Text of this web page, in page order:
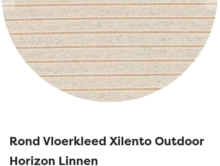
Rond Vloerkleed Xilento Outdoor
Horizon Linnen